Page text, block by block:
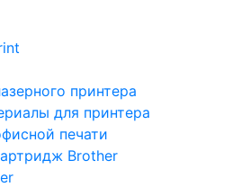
принтера
для принтера
печати
Brother